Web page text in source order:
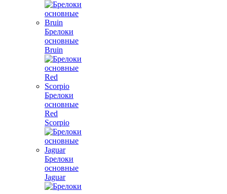
Брелоки
основные
Bruin
Брелоки
основные
Red
Scorpio
Брелоки
основные
Jaguar